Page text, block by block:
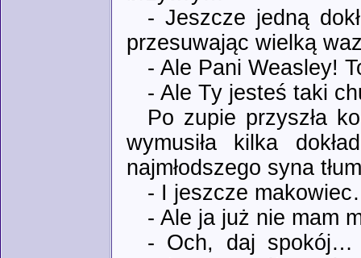
- Jeszcze jedną
przesuwając wielką
- Ale Pani Weasley!
- Ale Ty jesteś taki
Po zupie przyszła
wymusiła kilka
najmłodszego syna
- I jeszcze
- Ale ja już nie mam
- Och, daj spokój…